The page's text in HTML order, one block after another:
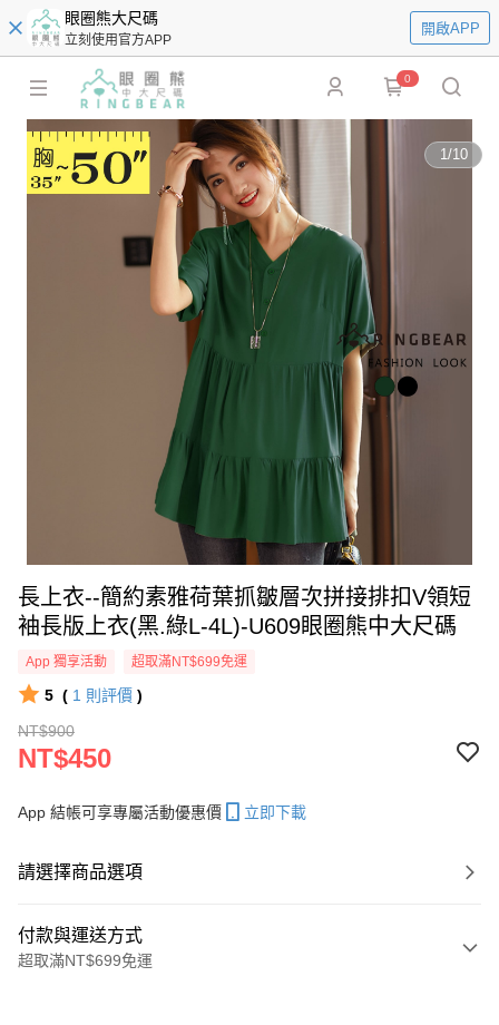
眼圈熊大尺碼
立刻使用官方APP
開啟APP
0
1/10
長上衣--簡約素雅荷葉抓皺層次拼接排扣V領短
袖長版上衣(黑.綠L-4L)-U609眼圈熊中大尺碼
App 獨享活動 超取滿NT$699免運
5 ( 1 則評價 )
NT$900
NT$450
App 結帳可享專屬活動優惠價 立即下載
請選擇商品選項
付款與運送方式
超取滿NT$699免運